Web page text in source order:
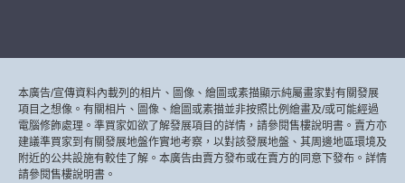
本廣告/宣傳資料內載列的相片、圖像、繪圖或素描顯示純屬畫家對有關發展
項目之想像。有關相片、圖像、繪圖或素描並非按照比例繪畫及/或可能經過
電腦修飾處理。準買家如欲了解發展項目的詳情，請參閱售樓說明書。賣方亦
建議準買家到有關發展地盤作實地考察，以對該發展地盤、其周邊地區環境及
附近的公共設施有較佳了解。本廣告由賣方發布或在賣方的同意下發布。詳情
請參閱售樓說明書。